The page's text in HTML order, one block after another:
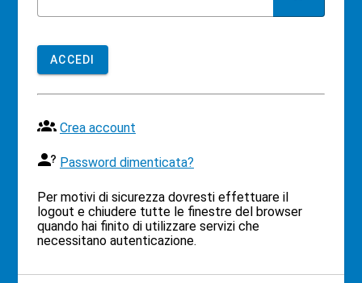
ACCEDI
Crea account
Password dimenticata?
Per motivi di sicurezza dovresti effettuare il
logout e chiudere tutte le finestre del browser
quando hai finito di utilizzare servizi che
necessitano autenticazione.